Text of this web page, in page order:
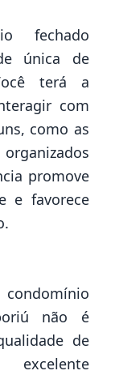
fechado
única de
terá a
com
como as
promove
e favorece
não é
de